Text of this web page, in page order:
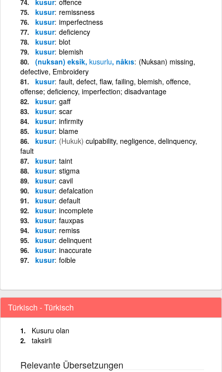
kusur remissness
kusur imperfectness
kusur deficiency
kusur blot
kusur blemish
(nuksan) eksik, kusurlu, nâkıs (Nuksan) missing,
defective, Embroidery
kusur fault, defect, flaw, failing, blemish, offence,
offense; deficiency, imperfection; disadvantage
kusur gaff
kusur scar
kusur infirmity
kusur blame
kusur (Hukuk) culpability, negligence, delinquency,
fault
kusur taint
kusur stigma
kusur cavil
kusur defalcation
kusur default
kusur incomplete
kusur fauxpas
kusur remiss
kusur delinquent
kusur inaccurate
kusur foible
Türkisch - Türkisch
Kusuru olan
taksirli
Relevante Übersetzungen